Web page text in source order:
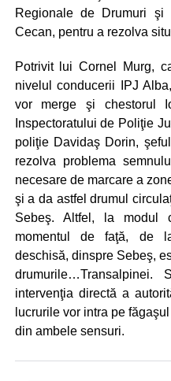
Regionale de Drumuri şi
Cecan, pentru a rezolva
Potrivit lui Cornel Murg,
nivelul conducerii IPJ
vor merge şi chestorul
Inspectoratului de Poliţie
poliţie Davidaş Dorin,
rezolva problema
necesare de marcare a
şi a da astfel drumul
Sebeş. Altfel, la modul
momentul de faţă, de
deschisă, dinspre Sebeş,
intervenţia directă a
lucrurile vor intra pe
din ambele sensuri.